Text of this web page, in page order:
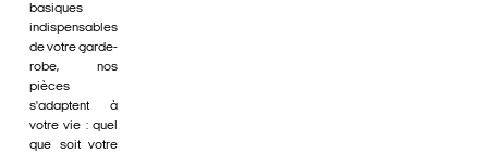
basiques
indispensables
de votre garde-
robe, nos
pièces
s'adaptent à
votre vie : quel
que soit votre